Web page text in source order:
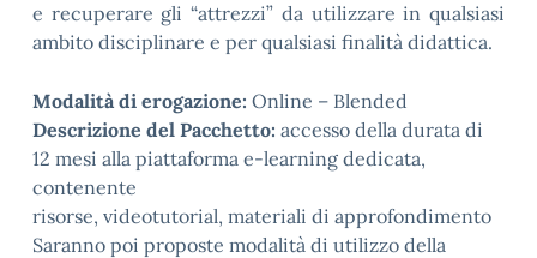
e recuperare gli “attrezzi” da utilizzare in qualsiasi
ambito disciplinare e per qualsiasi finalità didattica.
Modalità di erogazione: Online – Blended
Descrizione del Pacchetto: accesso della durata di
12 mesi alla piattaforma e-learning dedicata,
contenente
risorse, videotutorial, materiali di approfondimento
Saranno poi proposte modalità di utilizzo della